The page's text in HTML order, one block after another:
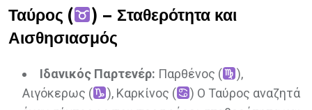
Ταύρος (
) – Σταθερότητα και
Αισθησιασμός
Ιδανικός Παρτενέρ: Παρθένος (
),
Αιγόκερως (
), Καρκίνος (
) Ο Ταύρος αναζητά